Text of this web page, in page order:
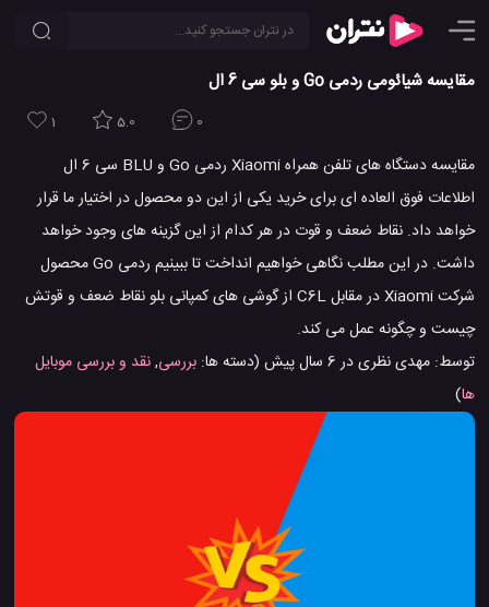
مقایسه شیائومی ردمی Go و بلو سی 6 ال
1 5.0 0
مقایسه دستگاه های تلفن همراه Xiaomi ردمی Go و BLU سی 6 ال
اطلاعات فوق العاده ای برای خرید یکی از این دو محصول در اختیار ما قرار
خواهد داد. نقاط ضعف و قوت در هر کدام از این گزینه های وجود خواهد
داشت. در این مطلب نگاهی خواهیم انداخت تا ببینیم ردمی Go محصول
شرکت Xiaomi در مقابل C6L از گوشی های کمپانی بلو نقاط ضعف و قوتش
چیست و چگونه عمل می کند.
توسط: مهدی نظریدر6 سال پیش (دسته ها: بررسی,نقد و بررسی موبایل
ها)